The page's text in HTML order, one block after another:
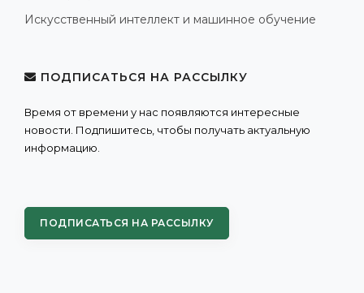
Искусственный интеллект и машинное обучение
ПОДПИСАТЬСЯ НА РАССЫЛКУ
Время от времени у нас появляются интересные
новости. Подпишитесь, чтобы получать актуальную
информацию.
ПОДПИСАТЬСЯ НА РАССЫЛКУ